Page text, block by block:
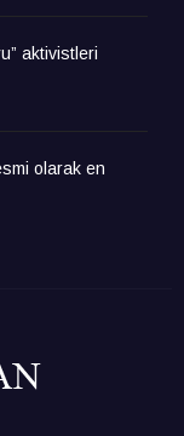
aktivistleri
olarak en